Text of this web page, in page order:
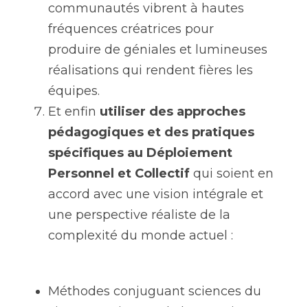
communautés vibrent à hautes
fréquences créatrices pour
produire de géniales et lumineuses
réalisations qui rendent fières les
équipes.
Et enfin utiliser des approches
pédagogiques et des pratiques
spécifiques au Déploiement
Personnel et Collectif qui soient en
accord avec une vision intégrale et
une perspective réaliste de la
complexité du monde actuel :
Méthodes conjuguant sciences du